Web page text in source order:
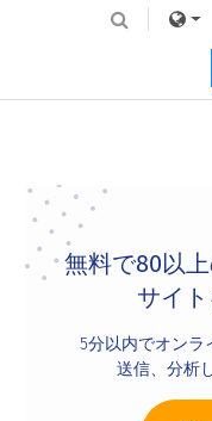
Primary
Sidebar
無料で80以
サイ
5分以内でオンラ
送信、分析